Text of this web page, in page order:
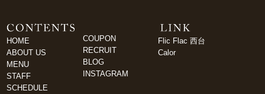
HOME
ABOUT US
MENU
STAFF
SCHEDULE
COUPON
RECRUIT
BLOG
INSTAGRAM
Flic Flac 西台
Calor